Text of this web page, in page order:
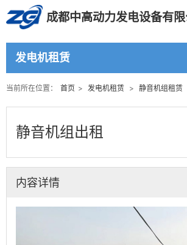
成都中高动力发电设备有限
发电机租赁
当前所在位置： 首页 > 发电机租赁 > 静音机组租赁
静音机组出租
内容详情